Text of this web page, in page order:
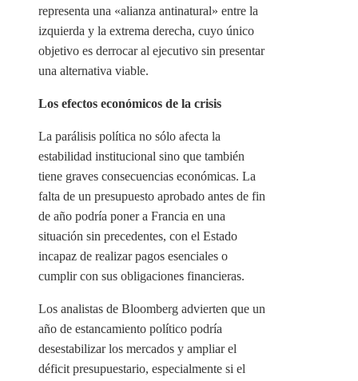
representa una «alianza antinatural» entre la
izquierda y la extrema derecha, cuyo único
objetivo es derrocar al ejecutivo sin presentar
una alternativa viable.
Los efectos económicos de la crisis
La parálisis política no sólo afecta la
estabilidad institucional sino que también
tiene graves consecuencias económicas. La
falta de un presupuesto aprobado antes de fin
de año podría poner a Francia en una
situación sin precedentes, con el Estado
incapaz de realizar pagos esenciales o
cumplir con sus obligaciones financieras.
Los analistas de Bloomberg advierten que un
año de estancamiento político podría
desestabilizar los mercados y ampliar el
déficit presupuestario, especialmente si el